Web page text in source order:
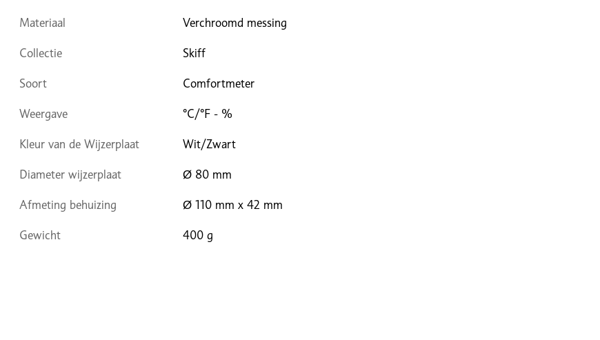
Materiaal Verchroomd messing
Collectie Skiff
Soort Comfortmeter
Weergave °C/°F - %
Kleur van de Wijzerplaat Wit/Zwart
Diameter wijzerplaat Ø 80 mm
Afmeting behuizing Ø 110 mm x 42 mm
Gewicht 400 g